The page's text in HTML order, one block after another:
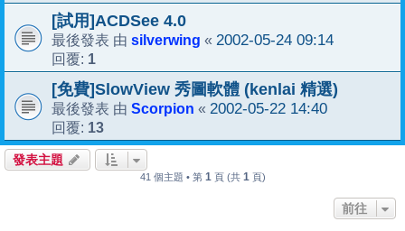
[試用]ACDSee 4.0
最後發表 由 silverwing « 2002-05-24 09:14
回覆: 1
[免費]SlowView 秀圖軟體 (kenlai 精選)
最後發表 由 Scorpion « 2002-05-22 14:40
回覆: 13
發表主題
41 個主題 • 第 1 頁 (共 1 頁)
前往